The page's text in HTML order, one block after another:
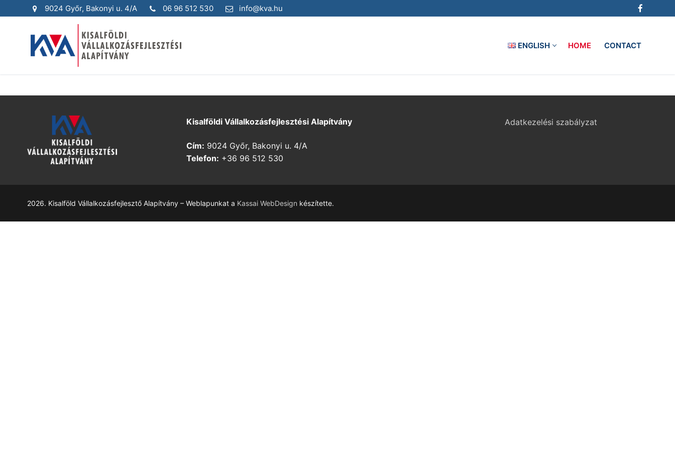
to
9024 Győr, Bakonyi u. 4/A 06 96 512 530 info@kva.hu
ENGLISH HOME CONTACT
Kisalföldi Vállalkozásfejlesztési Alapítvány
Cím: 9024 Győr, Bakonyi u. 4/A
Telefon: +36 96 512 530
Adatkezelési szabályzat
2026. Kisalföld Vállalkozásfejlesztő Alapítvány – Weblapunkat a Kassai WebDesign készítette.